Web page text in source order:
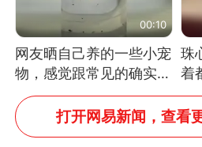
00:10
网友晒自己养的一些小宠
物，感觉跟常见的确实有
些不一样
珠
着
定
拿
打开网易新闻，查看